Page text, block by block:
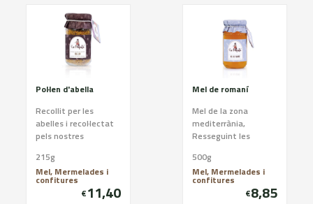
Pol·len d'abella
Recollit per les
abelles i recol·lectat
pels nostres
215g
Mel, Mermelades i
confitures
€11,40
Mel de romaní
Mel de la zona
mediterrània,
Resseguint les
de les Terres de
l’Ebre, Reserva de la
Biosfera, i t...
500g
Mel, Mermelades i
confitures
€8,85